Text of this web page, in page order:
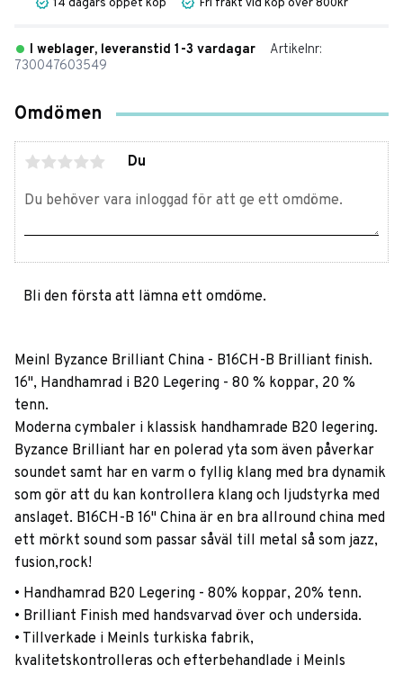
I weblager, leveranstid 1-3 vardagar
Artikelnr
730047603549
Omdömen
Du
Bli den första att lämna ett omdöme.
Meinl Byzance Brilliant China - B16CH-B Brilliant finish.
16", Handhamrad i B20 Legering - 80 % koppar, 20 %
tenn.
Moderna cymbaler i klassisk handhamrade B20 legering.
Byzance Brilliant har en polerad yta som även påverkar
soundet samt har en varm o fyllig klang med bra dynamik
som gör att du kan kontrollera klang och ljudstyrka med
anslaget. B16CH-B 16" China är en bra allround china med
ett mörkt sound som passar såväl till metal så som jazz,
fusion,rock!
• Handhamrad B20 Legering - 80% koppar, 20% tenn.
• Brilliant Finish med handsvarvad över och undersida.
• Tillverkade i Meinls turkiska fabrik,
kvalitetskontrolleras och efterbehandlade i Meinls